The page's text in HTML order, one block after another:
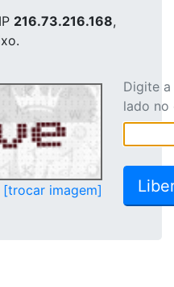
216.73.216.168,
[trocar imagem]
Digite
lado no